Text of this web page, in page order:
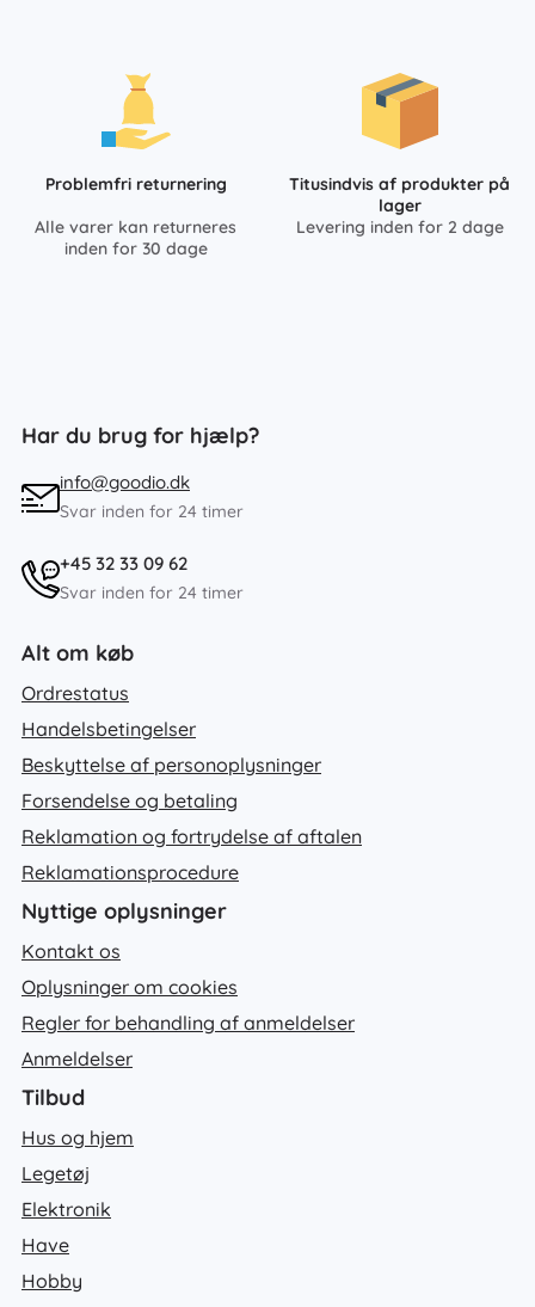
Problemfri returnering
Alle varer kan returneres
inden for 30 dage
Titusindvis af produkter på
lager
Levering inden for 2 dage
Har du brug for hjælp?
info@goodio.dk
Svar inden for 24 timer
+45 32 33 09 62
Svar inden for 24 timer
Alt om køb
Ordrestatus
Handelsbetingelser
Beskyttelse af personoplysninger
Forsendelse og betaling
Reklamation og fortrydelse af aftalen
Reklamationsprocedure
Nyttige oplysninger
Kontakt os
Oplysninger om cookies
Regler for behandling af anmeldelser
Anmeldelser
Tilbud
Hus og hjem
Legetøj
Elektronik
Have
Hobby